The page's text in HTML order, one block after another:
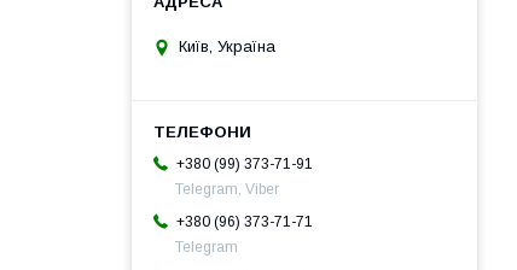
Київ, Україна
+380 (99) 373-71-91
Telegram, Viber
+380 (96) 373-71-71
Telegram